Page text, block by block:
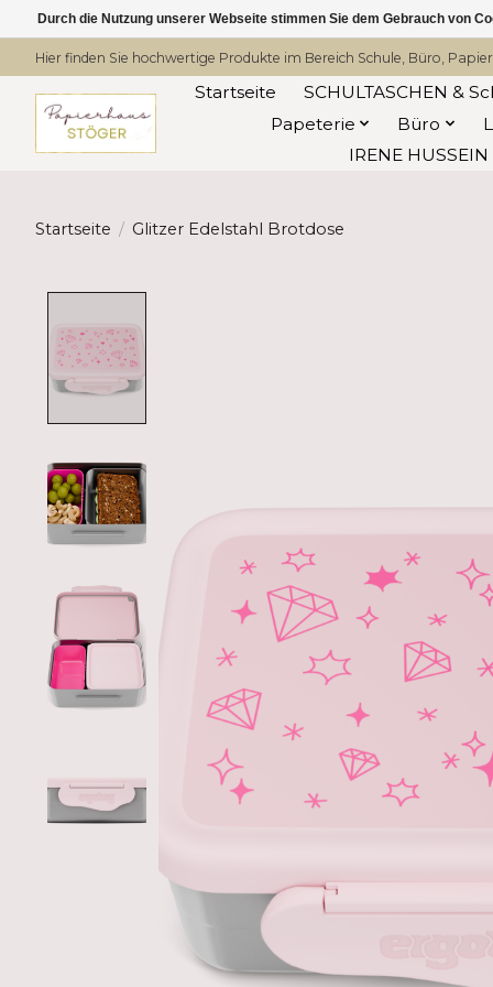
Hier finden Sie hochwertige Produkte im Bereich Schule, Büro,
Startseite SCHULTASCHEN &
Papeterie
Büro
IRENE
Startseite / Glitzer Edelstahl Brotdose
Durch die Nutzung unserer Webseite stimmen Sie dem Gebrauch von